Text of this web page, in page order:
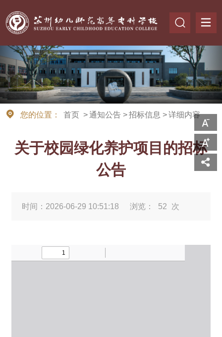
您的位置： 首页 >通知公告 >招标信息 >详细内容
关于校园绿化养护项目的招标
公告
时间：2026-06-29 10:51:18 浏览： 52 次